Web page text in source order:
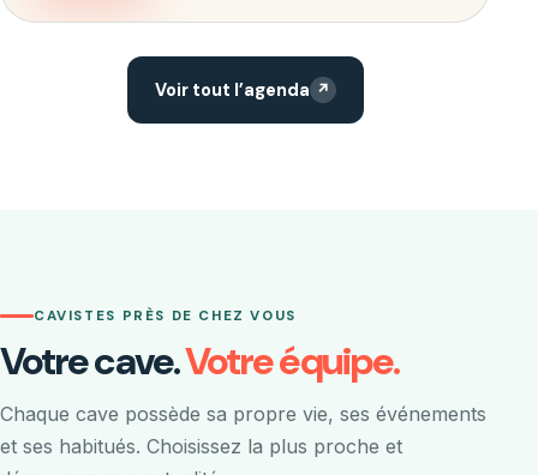
Voir tout l’agenda ↗
CAVISTES PRÈS DE CHEZ VOUS
Votre cave.Votre équipe.
Chaque cave possède sa propre vie, ses événements
et ses habitués. Choisissez la plus proche et